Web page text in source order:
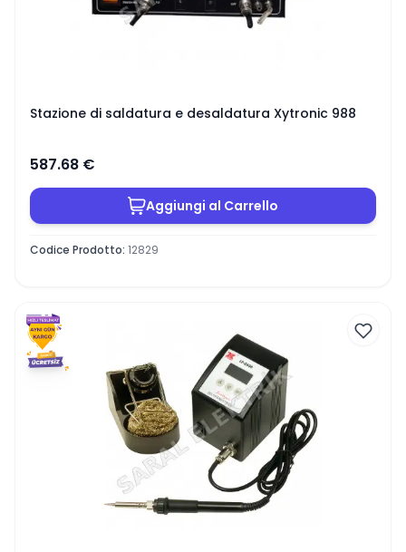
Stazione di saldatura e desaldatura Xytronic 988
587.68 €
Aggiungi al Carrello
Codice Prodotto: 12829